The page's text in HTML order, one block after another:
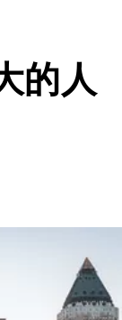
的人